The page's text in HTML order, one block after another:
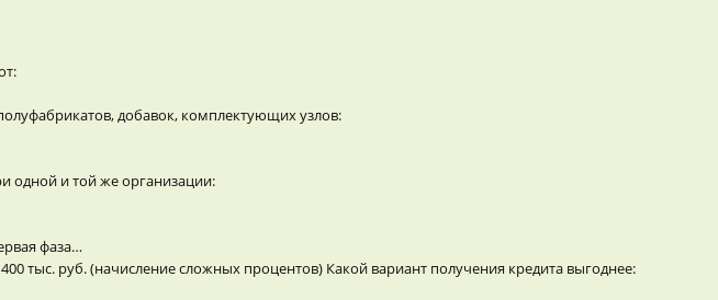
добавок, комплектующих узлов:
одной и той же организации:
фаза…
тыс. руб. (начисление сложных процентов) Какой вариант получения кредита выгоднее: